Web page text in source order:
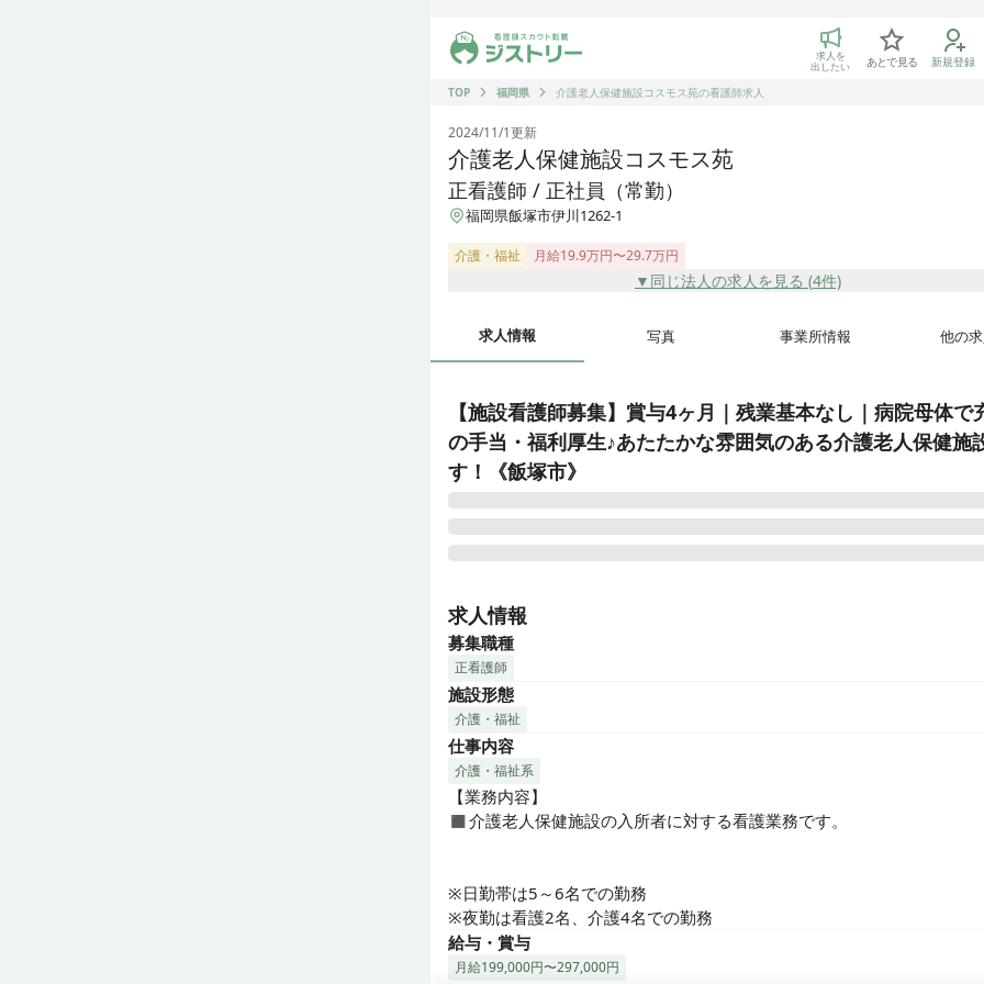
ジストリー 看護師の転職マッチング
求人を
出したい あとで見る 新規登録
TOP
福岡県 介護老人保健施設コスモス苑の看護師求人
2024/11/1更新
介護老人保健施設コスモス苑
正看護師 / 正社員（常勤）
福岡県飯塚市伊川1262-1
介護・福祉 月給19.9万円〜29.7万円
▼同じ法人の求人を見る (4件)
求人情報 写真 事業所情報 他の求
【施設看護師募集】賞与4ヶ月｜残業基本なし｜病院母体で
の手当・福利厚生♪あたたかな雰囲気のある介護老人保健施
す！《飯塚市》
す。
介護老人保健施設（うちユニット型個室20床）のほか、居宅介護支援事
専門ショートステイ、デイケアなど介護福祉の総合施設としてサービス
しています。
◼︎◼︎おすすめポイント◼︎◼︎
◇医療法人が母体なので、住宅手当や家族手当など待遇面がとてもしっ
ています♪
◇施設がキレイで、お風呂は伊川温泉水を使用しています♪
◇残業は基本なく、終業後の時間を有効活用いただけます
◇職種の枠を越えて相談し合えるアットホームな雰囲気です♪
求人情報
募集職種
正看護師
施設形態
介護・福祉
仕事内容
介護・福祉系
【業務内容】
◼︎介護老人保健施設の入所者に対する看護業務です。
※日勤帯は5～6名での勤務
※夜勤は看護2名、介護4名での勤務
給与・賞与
月給199,000円〜297,000円